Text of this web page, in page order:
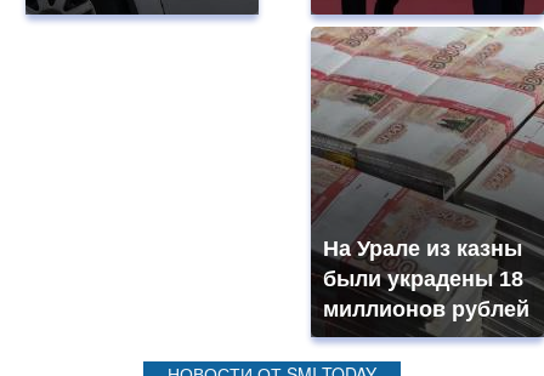
На Урале из казны
были украдены 18
миллионов рублей